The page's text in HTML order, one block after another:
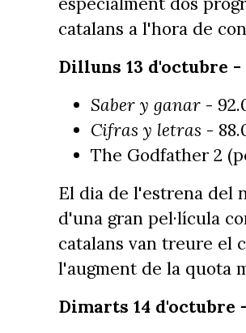
catalans a l'hora de
Dilluns 13 d'octubre -
Saber y ganar -
Cifras y letras -
The Godfather 2
El dia de l'estrena del
d'una gran pel·lícula
catalans van treure el
l'augment de la quota
Dimarts 14 d'octubre